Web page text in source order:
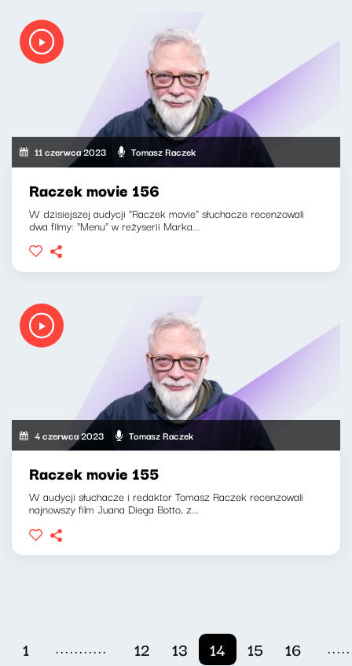
11 czerwca 2023 Tomasz Raczek
Raczek movie 156
W dzisiejszej audycji "Raczek movie" słuchacze recenzowali
dwa filmy: "Menu" w reżyserii Marka...
4 czerwca 2023 Tomasz Raczek
Raczek movie 155
W audycji słuchacze i redaktor Tomasz Raczek recenzowali
najnowszy film Juana Diega Botto, z...
1 ........... 12 13 14 15 16